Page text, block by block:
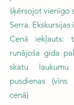
šķērsojot vienīgo
Serra.
Cenā iekļauts:
runājoša gida
skatu
pusdienas
cenā)